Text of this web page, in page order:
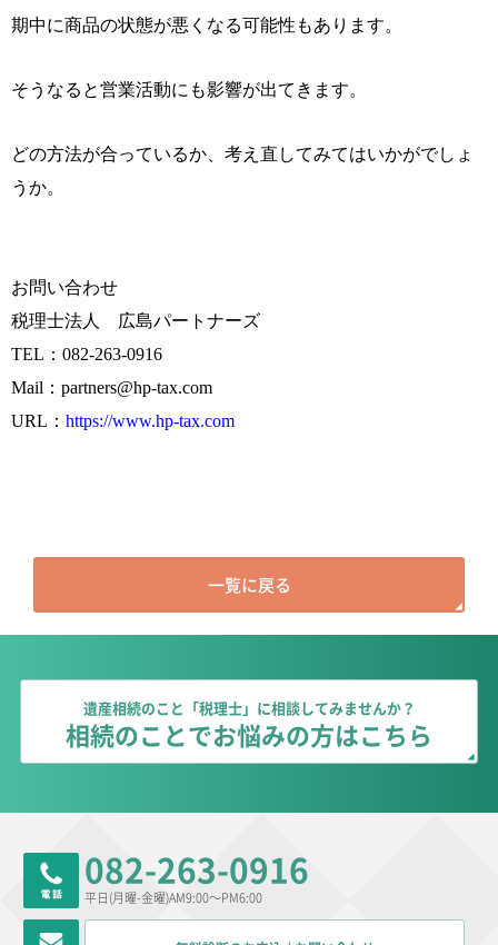
期中に商品の状態が悪くなる可能性もあります。
そうなると営業活動にも影響が出てきます。
どの方法が合っているか、考え直してみてはいかがでしょ
うか。
お問い合わせ
税理士法人 広島パートナーズ
TEL ： 082-263-0916
Mail ： partners@hp-tax.com
URL ： https://www.hp-tax.com
一覧に戻る
遺産相続のこと「税理士」に相談してみませんか？
相続のことでお悩みの方はこちら
082-263-0916
平日(月曜-金曜)AM9:00～PM6:00